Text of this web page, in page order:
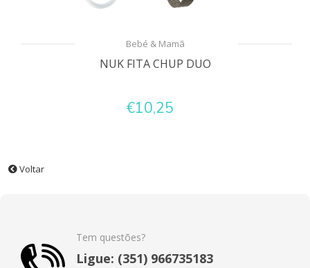
Bebé & Mamã
NUK FITA CHUP DUO
€10,25
Voltar
Tem questões?
Ligue: (351) 966735183